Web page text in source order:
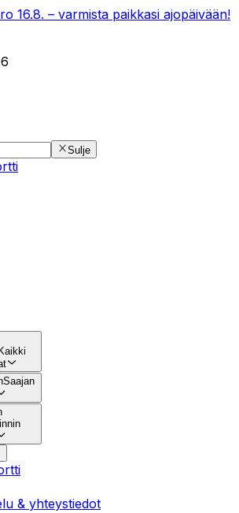
16.8. – varmista paikkasi ajopäivään!
Sulje
Kaikki
Saajan
& yhteystiedot